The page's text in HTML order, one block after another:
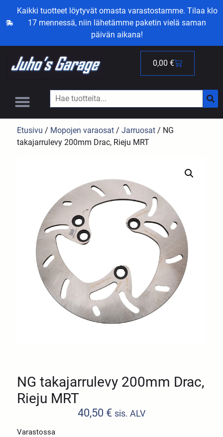
Kaikki tuotteet löytyvät omasta varastostamme. Tilaa klo
17 mennessä, niin lähetämme paketin vielä saman
päivän aikana!
0,00 €
Etusivu / Mopojen varaosat /Jarruosat / NG
takajarrulevy 200mm Drac, Rieju MRT
NG takajarrulevy 200mm Drac,
Rieju MRT
40,50 € sis. ALV
Varastossa